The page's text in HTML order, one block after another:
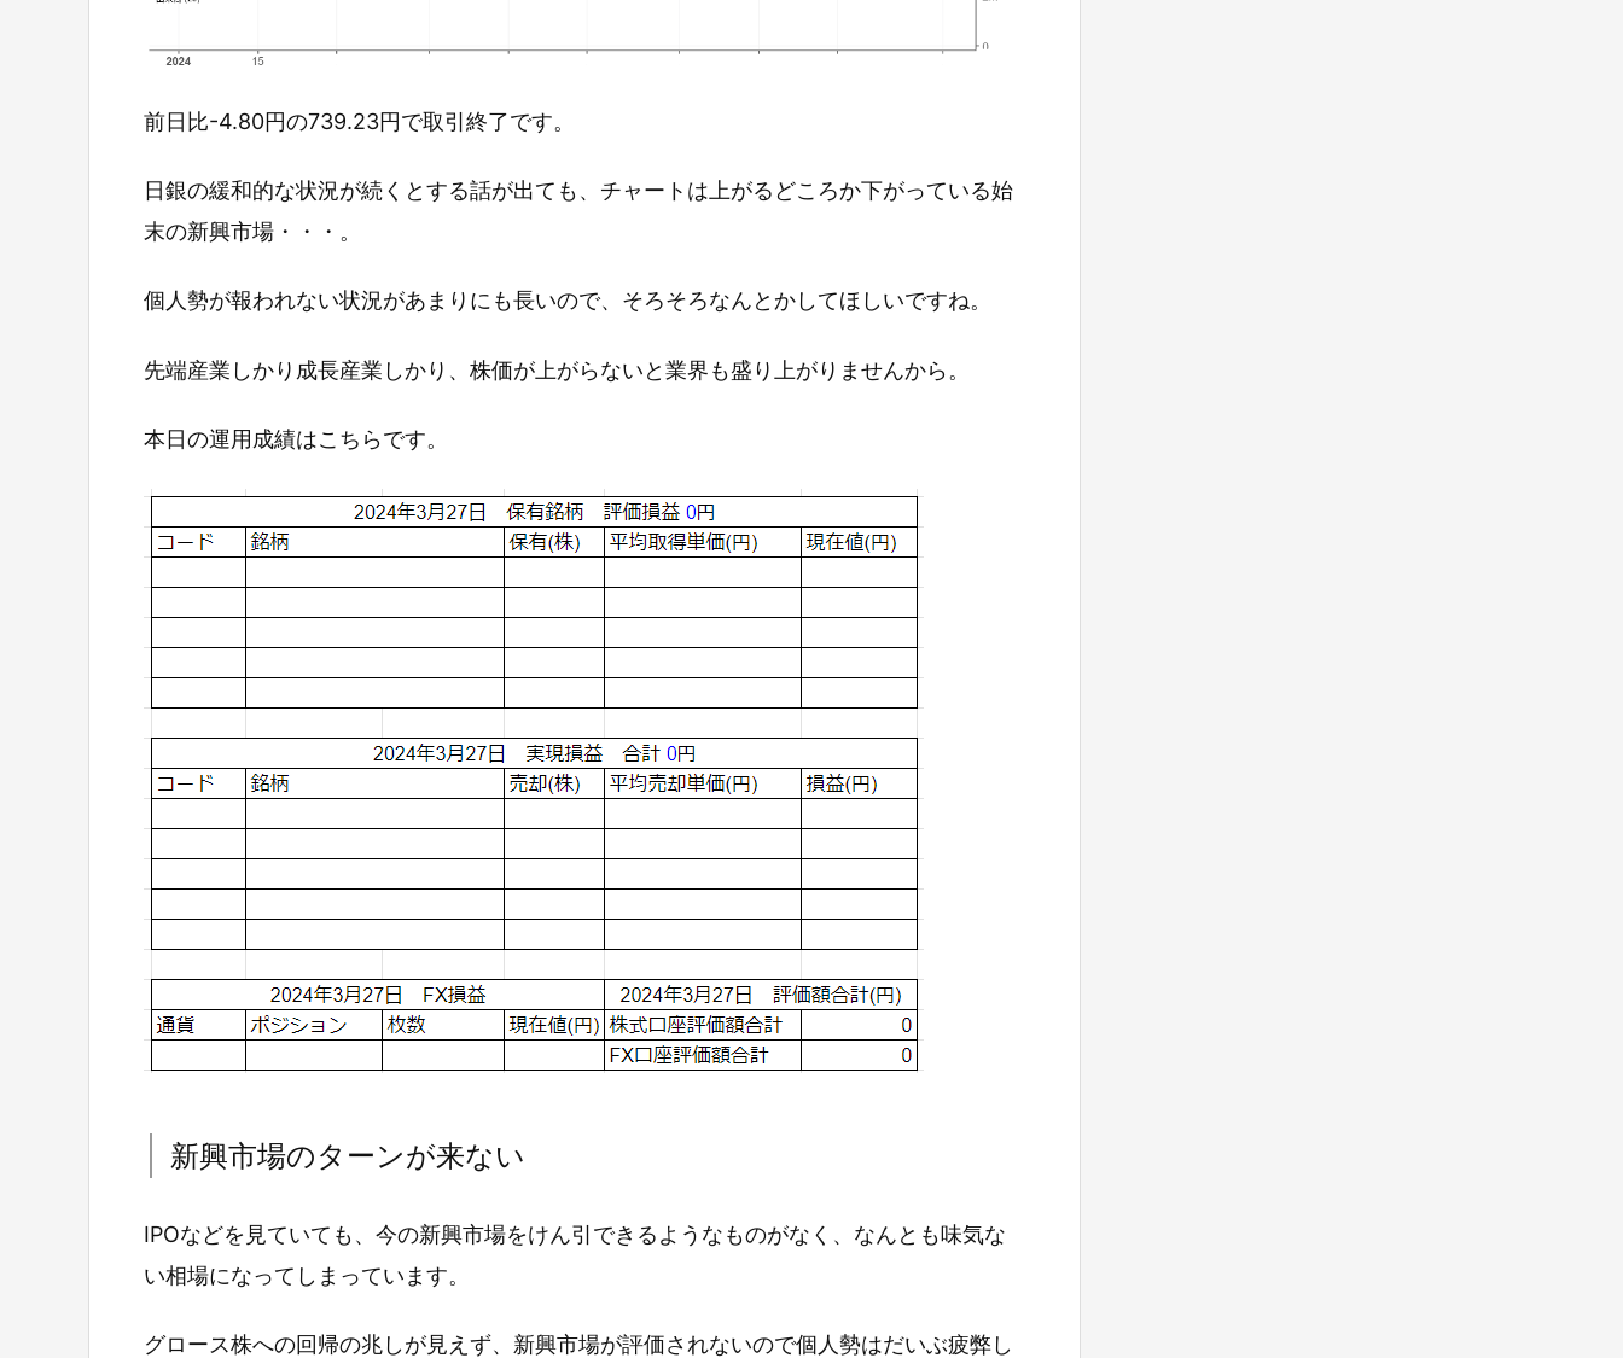
前日比-4.80円の739.23円で取引終了です。
日銀の緩和的な状況が続くとする話が出ても、チャートは上がるどころか下がっている始
末の新興市場・・・。
個人勢が報われない状況があまりにも長いので、そろそろなんとかしてほしいですね。
先端産業しかり成長産業しかり、株価が上がらないと業界も盛り上がりませんから。
本日の運用成績はこちらです。
新興市場のターンが来ない
IPOなどを見ていても、今の新興市場をけん引できるようなものがなく、なんとも味気な
い相場になってしまっています。
グロース株への回帰の兆しが見えず、新興市場が評価されないので個人勢はだいぶ疲弊し